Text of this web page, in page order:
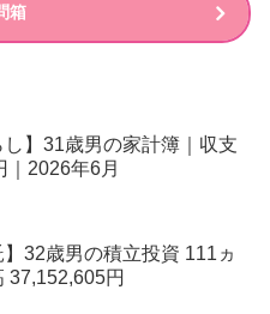
箱
し】31歳男の家計簿｜収支
｜2026年6月
】32歳男の積立投資 111ヵ
37,152,605円